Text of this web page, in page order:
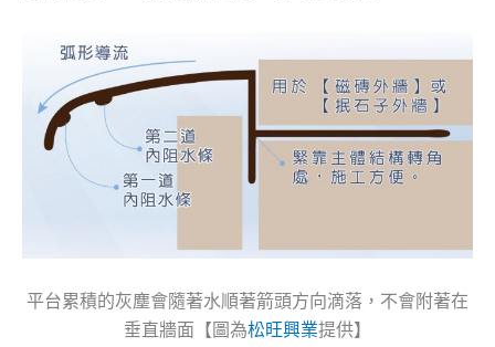
平台累積的灰塵會隨著水順著箭頭方向滴落，不會附著在
垂直牆面【圖為松旺興業提供】